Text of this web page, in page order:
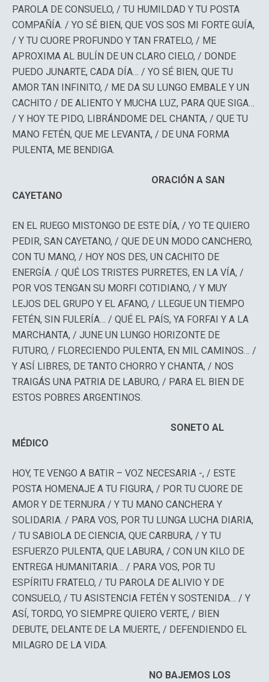
PAROLA DE CONSUELO, / TU HUMILDAD Y TU POSTA
COMPAÑÍA. / YO SÉ BIEN, QUE VOS SOS MI FORTE GUÍA,
/ Y TU CUORE PROFUNDO Y TAN FRATELO, / ME
APROXIMA AL BULÍN DE UN CLARO CIELO, / DONDE
PUEDO JUNARTE, CADA DÍA… / YO SÉ BIEN, QUE TU
AMOR TAN INFINITO, / ME DA SU LUNGO EMBALE Y UN
CACHITO / DE ALIENTO Y MUCHA LUZ, PARA QUE SIGA…
/ Y HOY TE PIDO, LIBRÁNDOME DEL CHANTA, / QUE TU
MANO FETÉN, QUE ME LEVANTA, / DE UNA FORMA
PULENTA, ME BENDIGA.
ORACIÓN A SAN
CAYETANO
EN EL RUEGO MISTONGO DE ESTE DÍA, / YO TE QUIERO
PEDIR, SAN CAYETANO, / QUE DE UN MODO CANCHERO,
CON TU MANO, / HOY NOS DES, UN CACHITO DE
ENERGÍA. / QUÉ LOS TRISTES PURRETES, EN LA VÍA, /
POR VOS TENGAN SU MORFI COTIDIANO, / Y MUY
LEJOS DEL GRUPO Y EL AFANO, / LLEGUE UN TIEMPO
FETÉN, SIN FULERÍA… / QUÉ EL PAÍS, YA FORFAI Y A LA
MARCHANTA, / JUNE UN LUNGO HORIZONTE DE
FUTURO, / FLORECIENDO PULENTA, EN MIL CAMINOS… /
Y ASÍ LIBRES, DE TANTO CHORRO Y CHANTA, / NOS
TRAIGÁS UNA PATRIA DE LABURO, / PARA EL BIEN DE
ESTOS POBRES ARGENTINOS.
SONETO AL
MÉDICO
HOY, TE VENGO A BATIR – VOZ NECESARIA -, / ESTE
POSTA HOMENAJE A TU FIGURA, / POR TU CUORE DE
AMOR Y DE TERNURA / Y TU MANO CANCHERA Y
SOLIDARIA. / PARA VOS, POR TU LUNGA LUCHA DIARIA,
/ TU SABIOLA DE CIENCIA, QUE CARBURA, / Y TU
ESFUERZO PULENTA, QUE LABURA, / CON UN KILO DE
ENTREGA HUMANITARIA… / PARA VOS, POR TU
ESPÍRITU FRATELO, / TU PAROLA DE ALIVIO Y DE
CONSUELO, / TU ASISTENCIA FETÉN Y SOSTENIDA… / Y
ASÍ, TORDO, YO SIEMPRE QUIERO VERTE, / BIEN
DEBUTE, DELANTE DE LA MUERTE, / DEFENDIENDO EL
MILAGRO DE LA VIDA.
NO BAJEMOS LOS